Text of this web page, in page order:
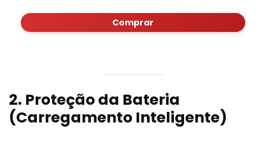
Comprar
2. Proteção da Bateria
(Carregamento Inteligente)